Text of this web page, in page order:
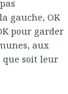
gauche, OK
pour garder
aux
que soit leur